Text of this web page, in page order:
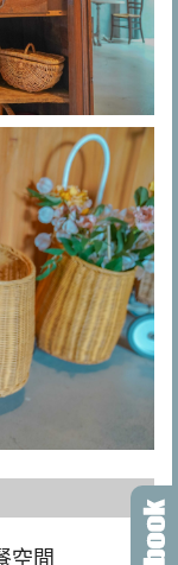
空間